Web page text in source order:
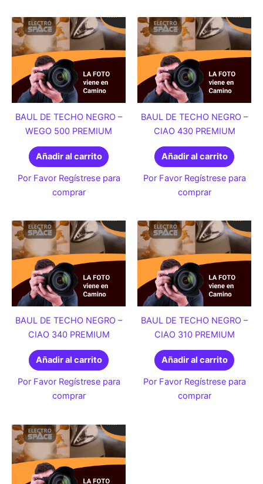
BAUL DE TECHO NEGRO –
WEGO 500 PREMIUM
Añadir al carrito
Por Favor Regístrese para
comprar
BAUL DE TECHO NEGRO –
CIAO 430 PREMIUM
Añadir al carrito
Por Favor Regístrese para
comprar
BAUL DE TECHO NEGRO –
CIAO 340 PREMIUM
Añadir al carrito
Por Favor Regístrese para
comprar
BAUL DE TECHO NEGRO –
CIAO 310 PREMIUM
Añadir al carrito
Por Favor Regístrese para
comprar